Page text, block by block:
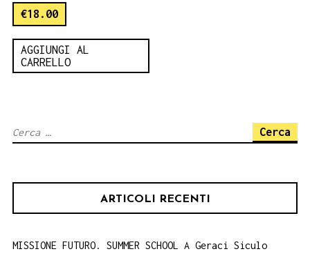
€18.00
AGGIUNGI AL
CARRELLO
Ricerca
ARTICOLI RECENTI
MISSIONE FUTURO. SUMMER SCHOOL A Geraci Siculo